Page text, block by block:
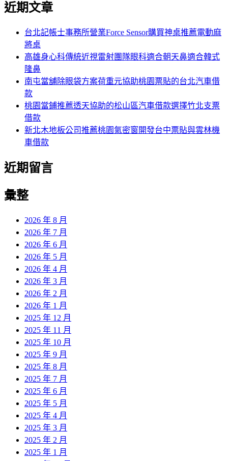
近期文章
台北記帳士事務所營業Force Sensor購買神桌推薦電動麻
將桌
高雄身心科傳統近視雷射團隊眼科適合朝天鼻適合韓式
隆鼻
南屯當舖除眼袋方案荷重元協助桃園票貼的台北汽車借
款
桃園當鋪推薦透天協助的松山區汽車借款選擇竹北支票
借款
新北木地板公司推薦桃園氣密窗開發台中票貼與雲林機
車借款
近期留言
彙整
2026 年 8 月
2026 年 7 月
2026 年 6 月
2026 年 5 月
2026 年 4 月
2026 年 3 月
2026 年 2 月
2026 年 1 月
2025 年 12 月
2025 年 11 月
2025 年 10 月
2025 年 9 月
2025 年 8 月
2025 年 7 月
2025 年 6 月
2025 年 5 月
2025 年 4 月
2025 年 3 月
2025 年 2 月
2025 年 1 月